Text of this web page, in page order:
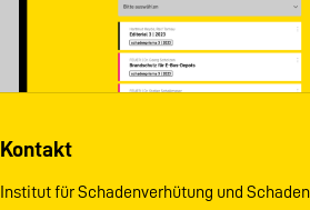
Kontakt
Institut für Schadenverhütung und